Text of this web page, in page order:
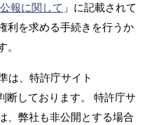
公報に関して 」に記載されて
利を求める手続きを行うか
は、特許庁サイト
しております。 特許庁サ
、弊社も非公開とする場合